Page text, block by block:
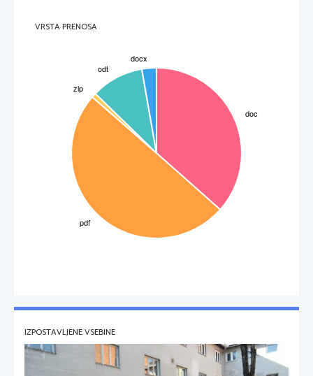
VRSTA PRENOSA
IZPOSTAVLJENE VSEBINE